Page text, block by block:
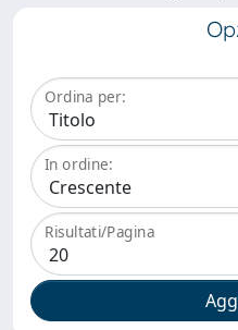
Ordina per:
In ordine:
Risultati/Pagina